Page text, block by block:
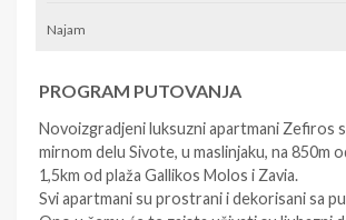
Najam
PROGRAM PUTOVANJA
Novoizgradjeni luksuzni apartmani Zefiros
mirnom delu Sivote, u maslinjaku, na 850m
1,5km od plaža Gallikos Molos i Zavia.
Svi apartmani su prostrani i dekorisani sa